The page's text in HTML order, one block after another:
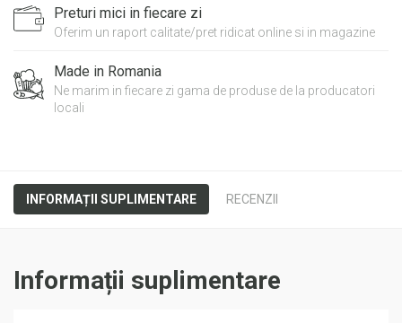
Preturi mici in fiecare zi
Oferim un raport calitate/pret ridicat online si in magazine
Made in Romania
Ne marim in fiecare zi gama de produse de la producatori
locali
INFORMAȚII SUPLIMENTARE RECENZII
Informații suplimentare